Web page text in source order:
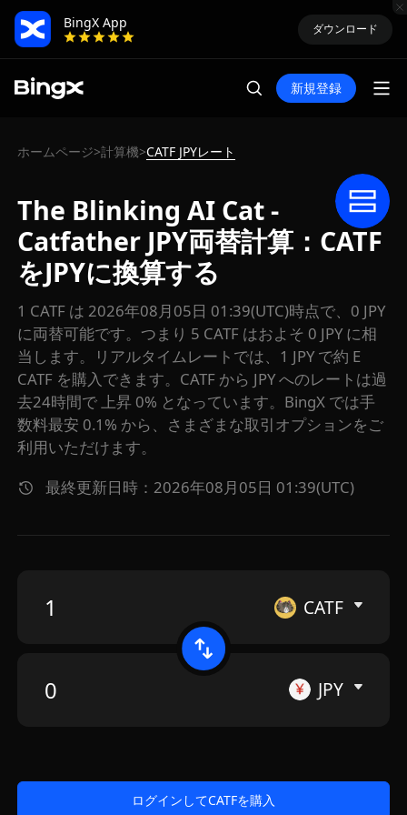
BingX App
ダウンロード
新規登録
ホームページ>計算機>CATF JPYレート
The Blinking AI Cat -
Catfather JPY両替計算：CATF
をJPYに換算する
1 CATF は 2026年08月05日 01:39(UTC)時点で、0 JPY
に両替可能です。つまり 5 CATF はおよそ 0 JPY に相
当します。リアルタイムレートでは、1 JPY で約 E
CATF を購入できます。CATF から JPY へのレートは過
去24時間で 上昇 0% となっています。BingX では手
数料最安 0.1% から、さまざまな取引オプションをご
利用いただけます。
最終更新日時：2026年08月05日 01:39(UTC)
CATF
JPY
ログインしてCATFを購入